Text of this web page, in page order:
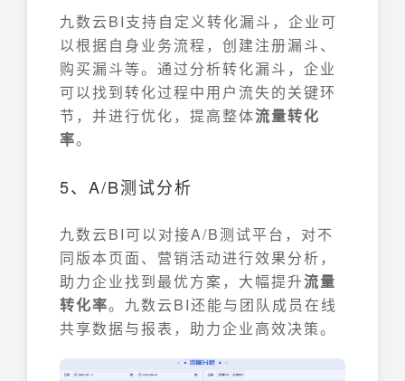
九数云BI支持自定义转化漏斗，企业可
以根据自身业务流程，创建注册漏斗、
购买漏斗等。通过分析转化漏斗，企业
可以找到转化过程中用户流失的关键环
节，并进行优化，提高整体流量转化
率。
5、A/B测试分析
九数云BI可以对接A/B测试平台，对不
同版本页面、营销活动进行效果分析，
助力企业找到最优方案，大幅提升流量
转化率。九数云BI还能与团队成员在线
共享数据与报表，助力企业高效决策。